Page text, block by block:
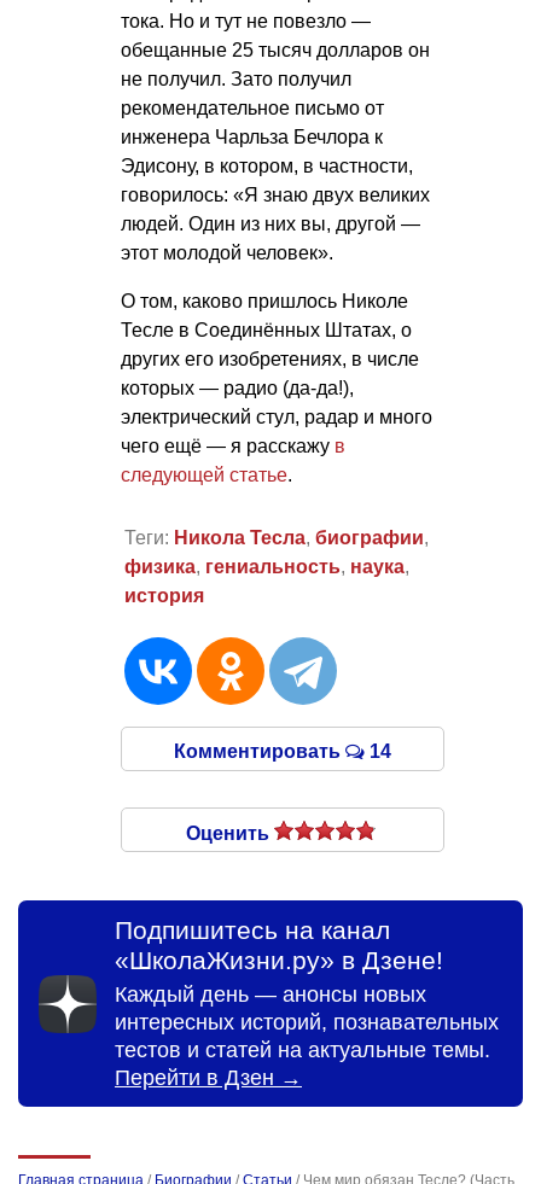
тока. Но и тут не повезло —
обещанные 25 тысяч долларов он
не получил. Зато получил
рекомендательное письмо от
инженера Чарльза Бечлора к
Эдисону, в котором, в частности,
говорилось: «Я знаю двух великих
людей. Один из них вы, другой —
этот молодой человек».
О том, каково пришлось Николе
Тесле в Соединённых Штатах, о
других его изобретениях, в числе
которых — радио (да-да!),
электрический стул, радар и много
чего ещё — я расскажу в
следующей статье.
Теги: Никола Тесла, биографии,
физика, гениальность, наука,
история
Комментировать 14
Оценить
Подпишитесь на канал
«ШколаЖизни.ру» в Дзене!
Каждый день — анонсы новых
интересных историй, познавательных
тестов и статей на актуальные темы.
Перейти в Дзен →